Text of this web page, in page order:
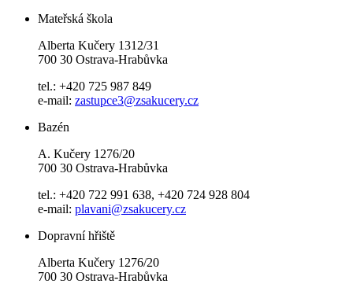
Mateřská škola
Alberta Kučery 1312/31
700 30 Ostrava-Hrabůvka
tel.: +420 725 987 849
e-mail: zastupce3@zsakucery.cz
Bazén
A. Kučery 1276/20
700 30 Ostrava-Hrabůvka
tel.: +420 722 991 638, +420 724 928 804
e-mail: plavani@zsakucery.cz
Dopravní hřiště
Alberta Kučery 1276/20
700 30 Ostrava-Hrabůvka